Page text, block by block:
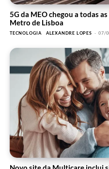
5G da MEO chegou a todas
Metro de Lisboa
TECNOLOGIA ALEXANDRE LOPES - 07/